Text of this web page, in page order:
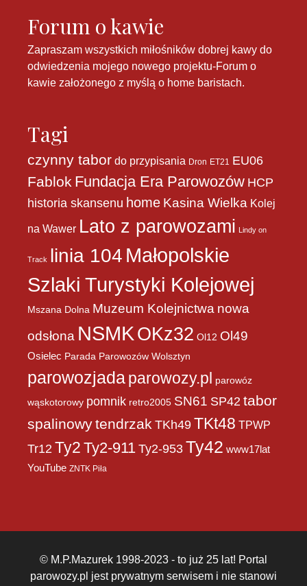
Forum o kawie
Zapraszam wszystkich miłośników dobrej kawy do
odwiedzenia mojego nowego projektu-Forum o
kawie założonego z myślą o home baristach.
Tagi
czynny tabor do przypisania Dron ET21 EU06
Fablok Fundacja Era Parowozów HCP
historia skansenu home Kasina Wielka Kolej
na Wawer Lato z parowozami Lindy on
Track linia 104 Małopolskie
Szlaki Turystyki Kolejowej
Mszana Dolna Muzeum Kolejnictwa nowa
odsłona NSMK OKz32 Ol12 Ol49
Osielec Parada Parowozów Wolsztyn
parowozjadaparowozy.pl
parowóz
wąskotorowy pomnik retro2005 SN61 SP42 tabor
spalinowytendrzak TKh49 TKt48 TPWP
Tr12 Ty2 Ty2-911 Ty2-953 Ty42 www17lat
YouTube ZNTK Piła
© M.P.Mazurek 1998-2023 - to już 25 lat! Portal
parowozy.pl jest prywatnym serwisem i nie stanowi